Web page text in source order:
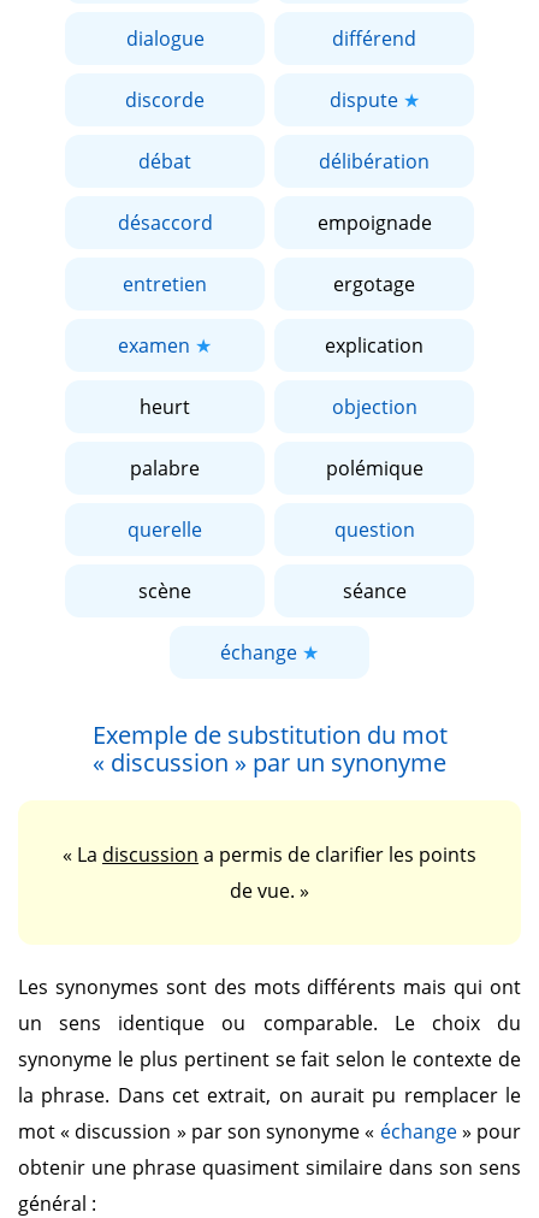
dialogue différend
discorde dispute
débat délibération
désaccord empoignade
entretien ergotage
examen explication
heurt objection
palabre polémique
querelle question
scène séance
échange
Exemple de substitution du mot
« discussion » par un synonyme
« La discussion a permis de clarifier les points
de vue. »
Les synonymes sont des mots différents mais qui ont
un sens identique ou comparable. Le choix du
synonyme le plus pertinent se fait selon le contexte de
la phrase. Dans cet extrait, on aurait pu remplacer le
mot« discussion » par son synonyme« échange» pour
obtenir une phrase quasiment similaire dans son sens
général :